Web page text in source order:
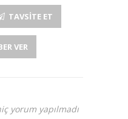
TAVSITE ET
VER
yorum yapılmadı